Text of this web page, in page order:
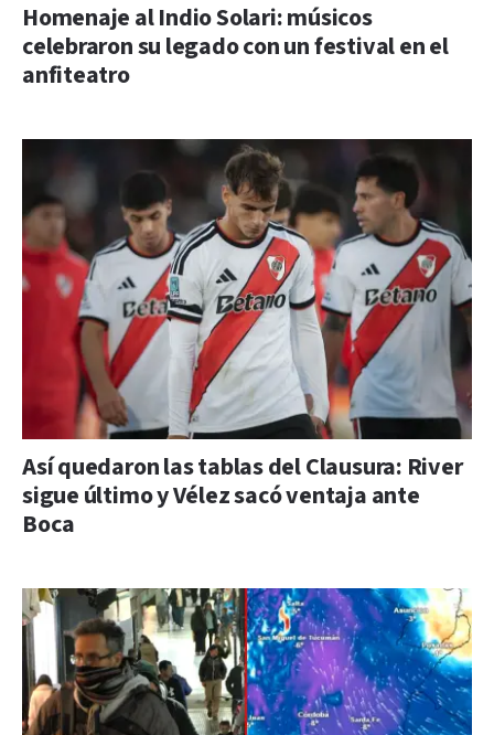
Homenaje al Indio Solari: músicos
celebraron su legado con un festival en el
anfiteatro
Así quedaron las tablas del Clausura: River
sigue último y Vélez sacó ventaja ante
Boca